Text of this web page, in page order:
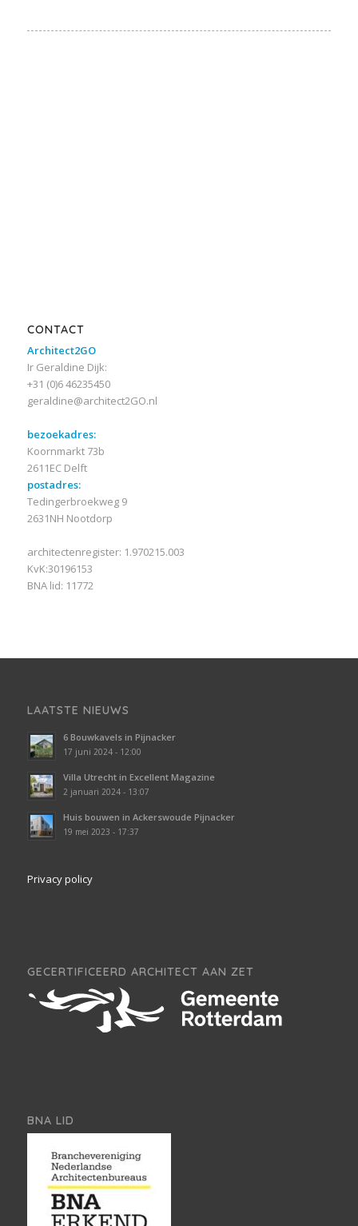
CONTACT
Architect2GO
Ir Geraldine Dijk:
+31 (0)6 46235450
geraldine@architect2GO.nl
bezoekadres:
Koornmarkt 73b
2611EC Delft
postadres:
Tedingerbroekweg 9
2631NH Nootdorp
architectenregister: 1.970215.003
KvK:30196153
BNA lid: 11772
LAATSTE NIEUWS
6 Bouwkavels in Pijnacker
17 juni 2024 - 12:00
Villa Utrecht in Excellent Magazine
2 januari 2024 - 13:07
Huis bouwen in Ackerswoude Pijnacker
19 mei 2023 - 17:37
Privacy policy
GECERTIFICEERD ARCHITECT AAN ZET
BNA LID